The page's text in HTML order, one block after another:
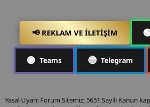
📢 REKLAM VE İLETIŞIM
🟣 Teams 🔵 Telegram
Yasal Uyarı: Forum Sitemiz; 5651 Sayılı Kanun